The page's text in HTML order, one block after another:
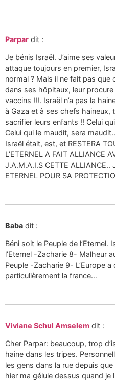
Parpar dit :
Je bénis Israël. J’aime ses
attaque toujours en premier,
normal ? Mais il ne fait pas que
dans ses hôpitaux, leur
vaccins !!!. Israël n’a pas la
à Gaza et à ses chefs haineux,
sacrifier leurs enfants !! Celui
Celui qui le maudit, sera
Israël était, est, et RESTERA
L’ETERNEL A FAIT ALLIANCE
J.A.M.A.I.S CETTE ALLIANCE..
ETERNEL POUR SA
Baba dit :
Béni soit le Peuple de l’Eternel.
l’Eternel -Zacharie 8- Malheur
Peuple -Zacharie 9- L’Europe
particulièrement la france…
Viviane Schul Amselem dit :
Cher Parpar: beaucoup, trop
haine dans les tripes.
les gens dans la rue depuis
hier ma gélule dessus quand je